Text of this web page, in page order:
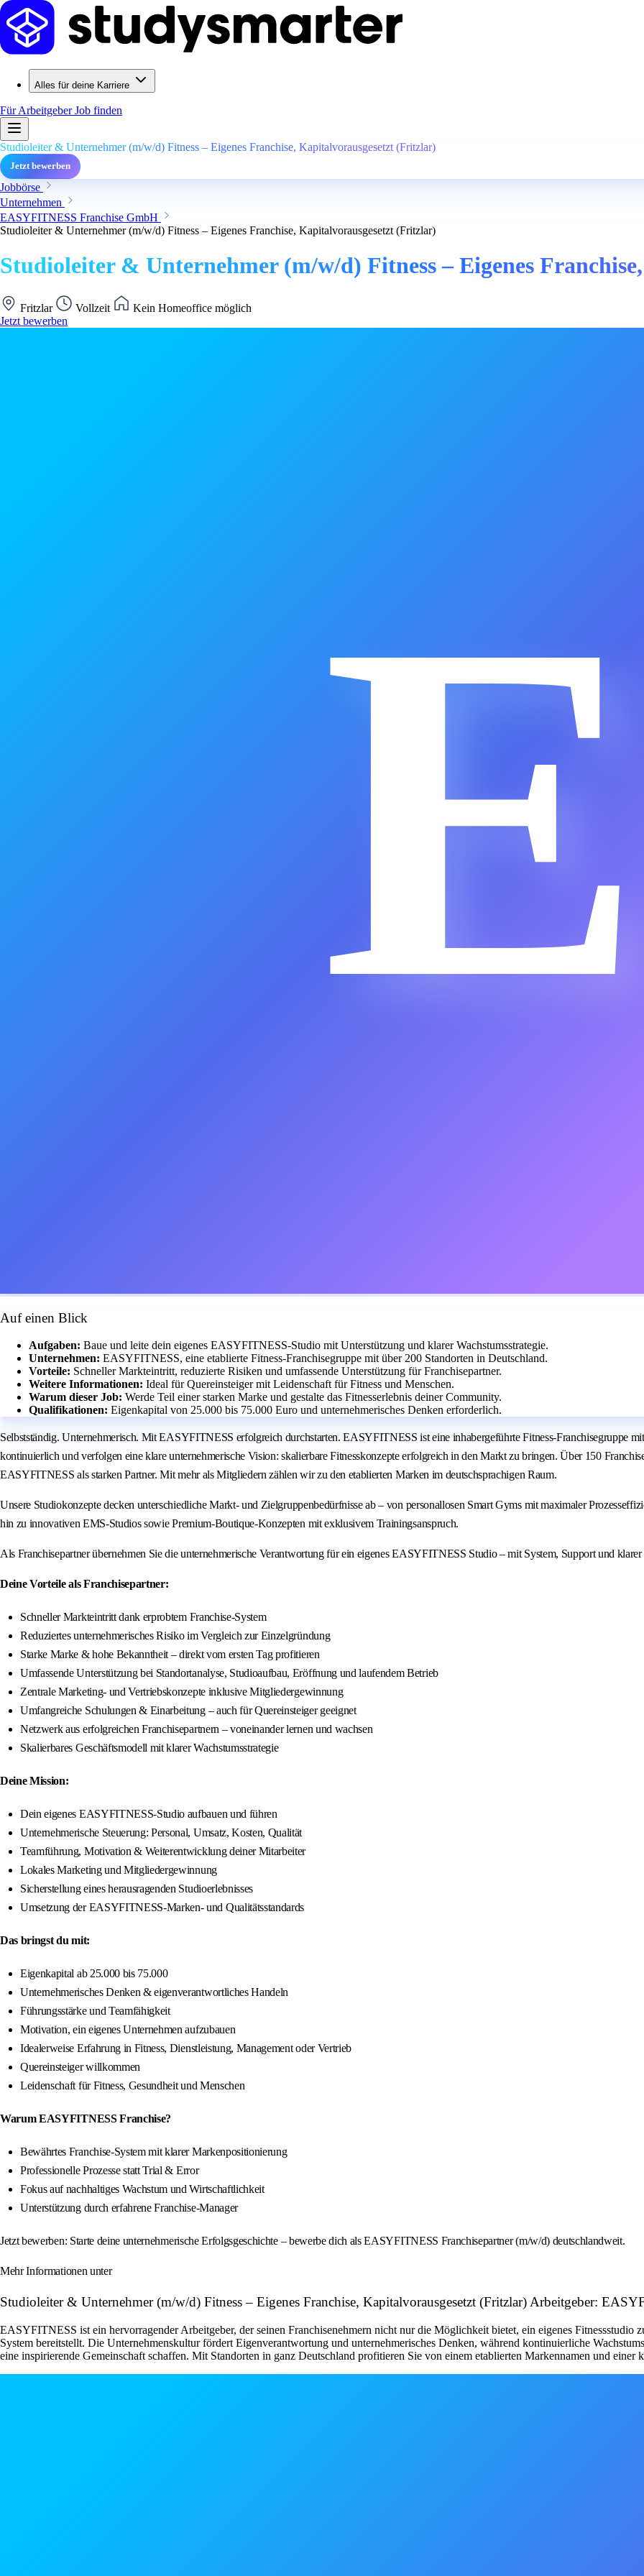
Alles für deine Karriere
Für ArbeitgeberJob finden
Studioleiter & Unternehmer (m/w/d) Fitness – Eigenes Franchise, Kapitalvorausgesetzt (Fritzlar)
Jetzt bewerben
Jobbörse
Unternehmen
EASYFITNESS Franchise GmbH
Studioleiter & Unternehmer (m/w/d) Fitness – Eigenes Franchise, Kapitalvorausgesetzt (Fritzlar)
Studioleiter & Unternehmer (m/w/d) Fitness – Eigenes
Fritzlar Vollzeit
Kein Homeoffice möglich
Jetzt bewerben
E
Auf einen Blick
Aufgaben: Baue und leite dein eigenes EASYFITNESS-Studio mit Unterstützung und klarer Wachstumsstrategie.
Unternehmen: EASYFITNESS, eine etablierte Fitness-Franchisegruppe mit über 200 Standorten in Deutschland.
Vorteile: Schneller Markteintritt, reduzierte Risiken und umfassende Unterstützung für Franchisepartner.
Weitere Informationen: Ideal für Quereinsteiger mit Leidenschaft für Fitness und Menschen.
Warum dieser Job: Werde Teil einer starken Marke und gestalte das Fitnesserlebnis deiner Community.
Qualifikationen: Eigenkapital von 25.000 bis 75.000 Euro und unternehmerisches Denken erforderlich.
Selbstständig. Unternehmerisch. Mit EASYFITNESS erfolgreich durchstarten. EASYFITNESS ist eine inhabergeführte Fitness-Franchisegruppe
kontinuierlich und verfolgen eine klare unternehmerische Vision: skalierbare Fitnesskonzepte erfolgreich in den Markt zu bringen. Über 150
EASYFITNESS als starken Partner. Mit mehr als Mitgliedern zählen wir zu den etablierten Marken im deutschsprachigen Raum.
Unsere Studiokonzepte decken unterschiedliche Markt- und Zielgruppenbedürfnisse ab – von personallosen Smart Gyms mit maximaler
hin zu innovativen EMS-Studios sowie Premium-Boutique-Konzepten mit exklusivem Trainingsanspruch.
Als Franchisepartner übernehmen Sie die unternehmerische Verantwortung für ein eigenes EASYFITNESS Studio – mit System, Support und
Deine Vorteile als Franchisepartner:
Schneller Markteintritt dank erprobtem Franchise-System
Reduziertes unternehmerisches Risiko im Vergleich zur Einzelgründung
Starke Marke & hohe Bekanntheit – direkt vom ersten Tag profitieren
Umfassende Unterstützung bei Standortanalyse, Studioaufbau, Eröffnung und laufendem Betrieb
Zentrale Marketing- und Vertriebskonzepte inklusive Mitgliedergewinnung
Umfangreiche Schulungen & Einarbeitung – auch für Quereinsteiger geeignet
Netzwerk aus erfolgreichen Franchisepartnern – voneinander lernen und wachsen
Skalierbares Geschäftsmodell mit klarer Wachstumsstrategie
Deine Mission:
Dein eigenes EASYFITNESS-Studio aufbauen und führen
Unternehmerische Steuerung: Personal, Umsatz, Kosten, Qualität
Teamführung, Motivation & Weiterentwicklung deiner Mitarbeiter
Lokales Marketing und Mitgliedergewinnung
Sicherstellung eines herausragenden Studioerlebnisses
Umsetzung der EASYFITNESS-Marken- und Qualitätsstandards
Das bringst du mit:
Eigenkapital ab 25.000 bis 75.000
Unternehmerisches Denken & eigenverantwortliches Handeln
Führungsstärke und Teamfähigkeit
Motivation, ein eigenes Unternehmen aufzubauen
Idealerweise Erfahrung in Fitness, Dienstleistung, Management oder Vertrieb
Quereinsteiger willkommen
Leidenschaft für Fitness, Gesundheit und Menschen
Warum EASYFITNESS Franchise?
Bewährtes Franchise-System mit klarer Markenpositionierung
Professionelle Prozesse statt Trial & Error
Fokus auf nachhaltiges Wachstum und Wirtschaftlichkeit
Unterstützung durch erfahrene Franchise-Manager
Jetzt bewerben: Starte deine unternehmerische Erfolgsgeschichte – bewerbe dich als EASYFITNESS Franchisepartner (m/w/d) deutschlandweit.
Mehr Informationen unter
Studioleiter & Unternehmer (m/w/d) Fitness – Eigenes Franchise, Kapitalvorausgesetzt (Fritzlar) Arbeitgeber:
EASYFITNESS ist ein hervorragender Arbeitgeber, der seinen Franchisenehmern nicht nur die Möglichkeit bietet, ein eigenes Fitnessstudio
System bereitstellt. Die Unternehmenskultur fördert Eigenverantwortung und unternehmerisches Denken, während kontinuierliche
eine inspirierende Gemeinschaft schaffen. Mit Standorten in ganz Deutschland profitieren Sie von einem etablierten Markennamen und